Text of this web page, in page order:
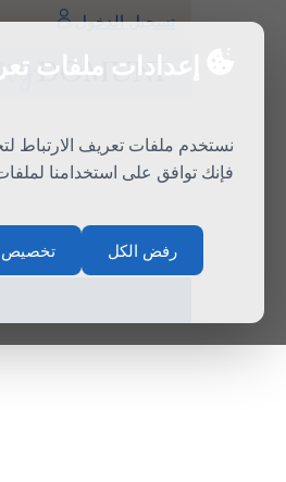
إعدادات ملفات
نستخدم ملفات تعريف الارتباط
فإنك توافق على استخدامنا
رفض الكل تخصيص
تسجيل الدخول
سلة المشتريات اتصال